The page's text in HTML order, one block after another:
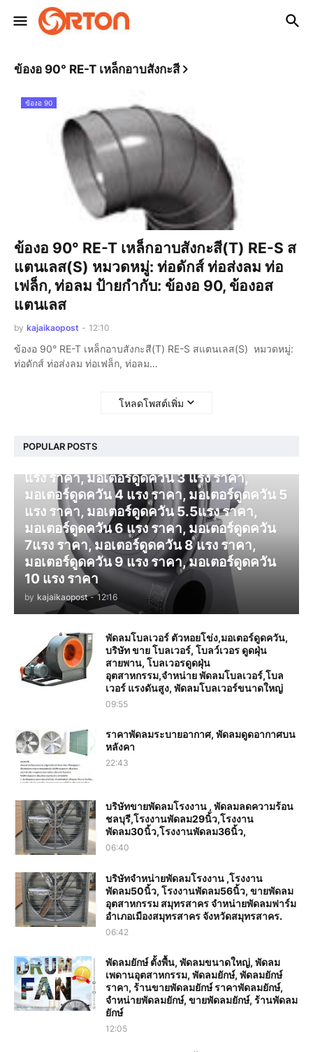
ข้องอ 90° RE-T เหล็กอาบสังกะสี
ข้องอ 90
ข้องอ 90° RE-T เหล็กอาบสังกะสี(T) RE-S ส
แตนเลส(S) หมวดหมู่: ท่อดักส์ ท่อส่งลม ท่อ
เฟล็ก, ท่อลม ป้ายกำกับ: ข้องอ 90, ข้องอส
แตนเลส
by kajaikaopost - 12:10
ข้องอ 90° RE-T เหล็กอาบสังกะสี(T) RE-S สแตนเลส(S) หมวดหมู่:
ท่อดักส์ ท่อส่งลม ท่อเฟล็ก, ท่อลม…
โหลดโพสต์เพิ่ม
POPULAR POSTS
แรง ราคา, มอเตอร์ดูดควัน 3 แรง ราคา,
มอเตอร์ดูดควัน 4 แรง ราคา, มอเตอร์ดูดควัน 5
แรง ราคา, มอเตอร์ดูดควัน 5.5แรง ราคา,
มอเตอร์ดูดควัน 6 แรง ราคา, มอเตอร์ดูดควัน
7แรง ราคา, มอเตอร์ดูดควัน 8 แรง ราคา,
มอเตอร์ดูดควัน 9 แรง ราคา, มอเตอร์ดูดควัน
10 แรง ราคา
by kajaikaopost - 12:16
พัดลมโบลเวอร์ ตัวหอยโข่ง,มอเตอร์ดูดควัน,
บริษัท ขาย โบลเวอร์, โบลว์เวอร ดูดฝุ่น
สายพาน, โบลเวอรดูดฝุ่น
อุตสาหกรรม,จำหน่าย พัดลมโบลเวอร์,โบล
เวอร์ แรงดันสูง, พัดลมโบลเวอร์ขนาดใหญ่
09:55
ราคาพัดลมระบายอากาศ, พัดลมดูดอากาศบน
หลังคา
22:43
บริษัทขายพัดลมโรงงาน , พัดลมลดความร้อน
ชลบุรี,โรงงานพัดลม29นิ้ว,โรงงาน
พัดลม30นิ้ว,โรงงานพัดลม36นิ้ว,
06:40
บริษัทจำหน่ายพัดลมโรงงาน ,โรงงาน
พัดลม50นิ้ว, โรงงานพัดลม56นิ้ว, ขายพัดลม
อุตสาหกรรม สมุทรสาคร จำหน่ายพัดลมฟาร์ม
อำเภอเมืองสมุทรสาคร จังหวัดสมุทรสาคร.
06:42
พัดลมยักษ์ ตั้งพื้น, พัดลมขนาดใหญ่, พัดลม
เพดานอุตสาหกรรม, พัดลมยักษ์, พัดลมยักษ์
ราคา, ร้านขายพัดลมยักษ์ ราคาพัดลมยักษ์,
จำหน่ายพัดลมยักษ์, ขายพัดลมยักษ์, ร้านพัดลม
ยักษ์
12:05